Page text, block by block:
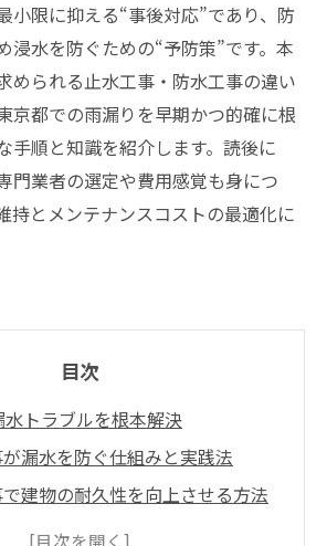
小限に抑える“事後対応”であり、防
浸水を防ぐための“予防策”です。本
められる止水工事・防水工事の違い
京都での雨漏りを早期かつ的確に根
手順と知識を紹介します。読後に
門業者の選定や費用感覚も身につ
持とメンテナンスコストの最適化に
目次
トラブルを根本解決
漏水を防ぐ仕組みと実践法
建物の耐久性を向上させる方法
原因を特定し止水工事で対応